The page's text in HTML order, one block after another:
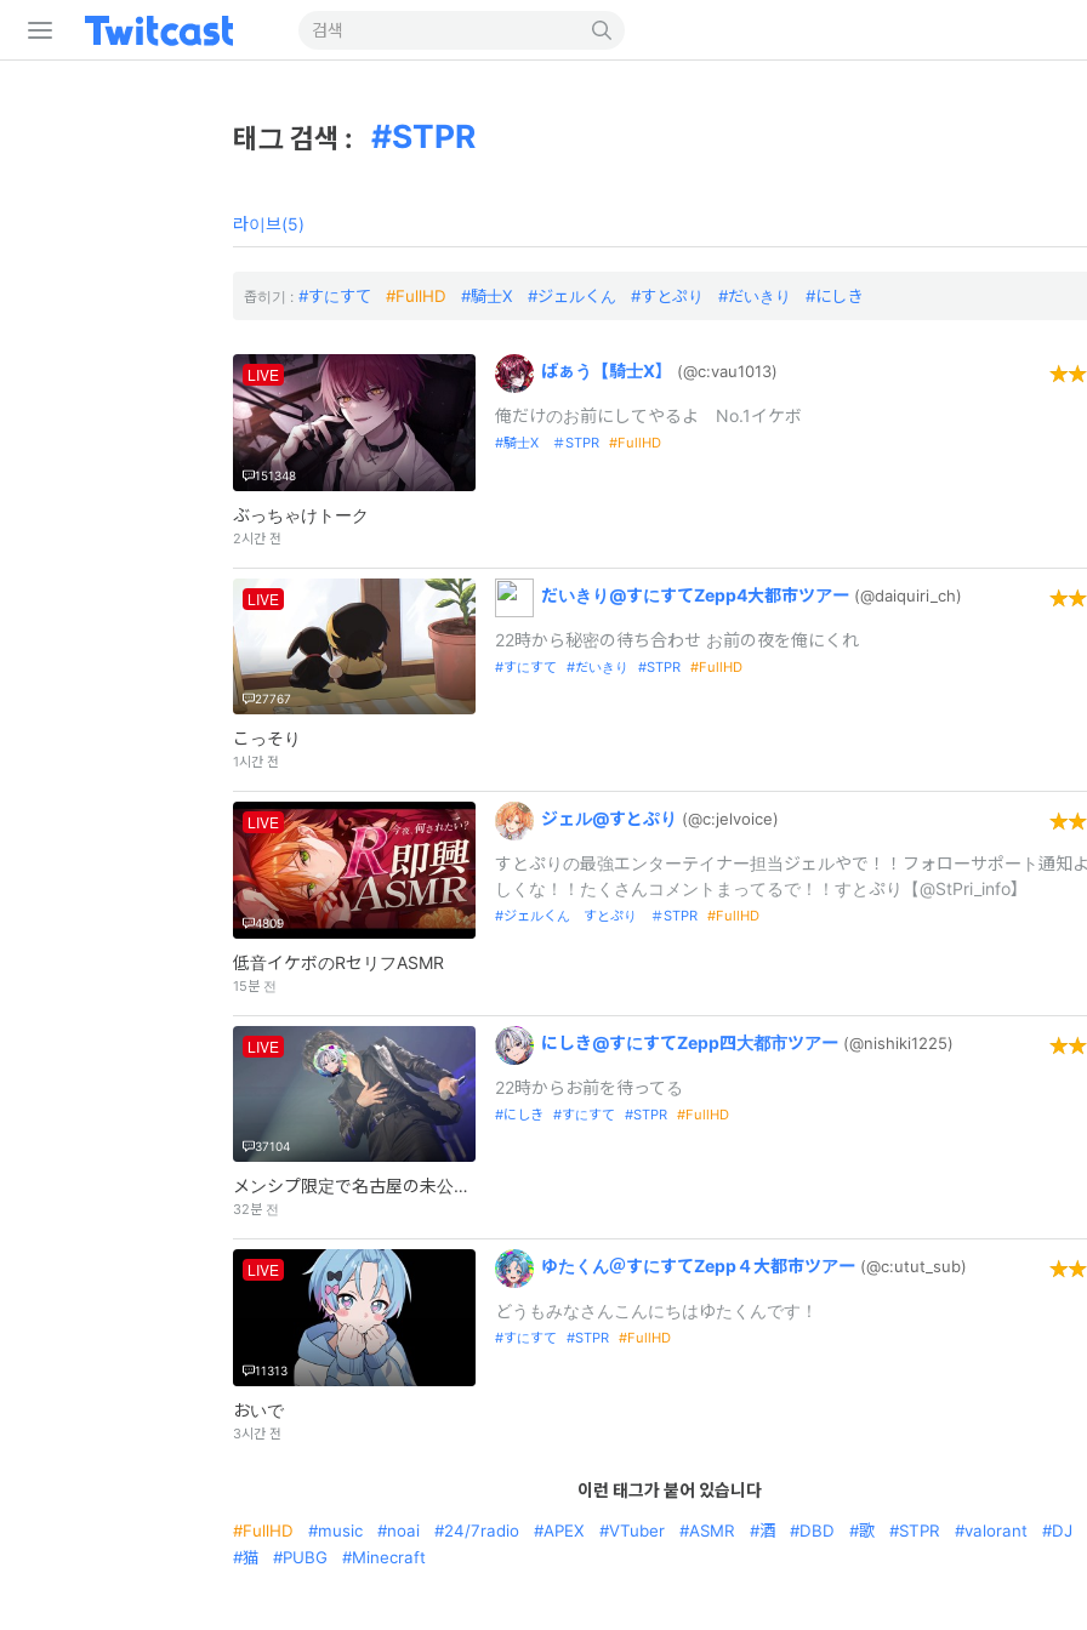
태그 검색 : STPR
라이브(5)
좁히기 : すにすて FullHD 騎士X ジェルくん すとぷり だいきり にしき
LIVE
151348
ぶっちゃけトーク
2시간 전
ばぁう【騎士X】 (@c:vau1013)
俺だけのお前にしてやるよ No.1イケボ
騎士X ＃STPR FullHD
LIVE
27767
こっそり
1시간 전
だいきり@すにすてZepp4大都市ツアー (@daiquiri_ ch)
22時から秘密の待ち合わせ お前の夜を俺にくれ
すにすて だいきり STPR FullHD
LIVE
4809
低音イケボのRセリフASMR
15분 전
ジェル@すとぷり (@c:jelvoice)
すとぷりの最強エンターテイナー担当ジェルやで！！フォローサポート通知
しくな！！たくさんコメントまってるで！！すとぷり【@StPri_info】
ジェルくん すとぷり ＃STPR FullHD
LIVE
37104
メンシプ限定で名古屋の未公開あげる
32분 전
にしき@すにすてZepp四大都市ツアー (@nishiki1225)
22時からお前を待ってる
にしき すにすて STPR FullHD
LIVE
11313
おいで
3시간 전
ゆたくん＠すにすてZepp４大都市ツアー (@c:utut_ sub)
どうもみなさんこんにちはゆたくんです！
すにすて STPR FullHD
이런 태그가 붙어 있습니다
FullHD music noai 24/7radio APEX VTuber ASMR 酒 DBD 歌 STPR valorant
DJ
猫
PUBG Minecraft